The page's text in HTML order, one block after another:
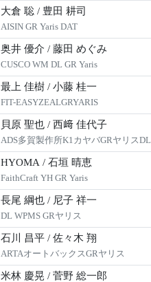
大倉 聡 / 豊田 耕司
AISIN GR Yaris DAT
奥井 優介 / 藤田 めぐみ
CUSCO WM DL GR Yaris
最上 佳樹 / 小藤 桂一
FIT-EASYZEALGRYARIS
貝原 聖也 / 西﨑 佳代子
ADS多賀製作所K1カヤバGRヤリスDL
HYOMA / 石垣 晴恵
FaithCraft YH GR Yaris
長尾 綱也 / 尼子 祥一
DL WPMS GRヤリス
石川 昌平 / 佐々木 翔
ARTAオートバックスGRヤリス
米林 慶晃 / 菅野 総一郎